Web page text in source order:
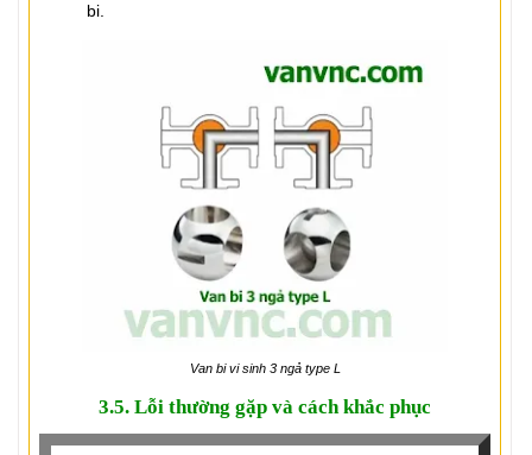
bi.
Van bi vi sinh 3 ngả type L
3.5. Lỗi thường gặp và cách khắc phục